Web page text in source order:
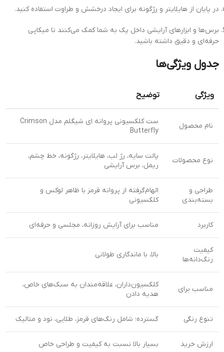
در پایان از هایلایتر و رژگونه برای ایجاد درخشش و طراوت استفاده کنید.
برس‌ها و ابزارهای آرایشی داخل پک به شما کمک می‌کنند تا میکاپی
حرفه‌ای و دقیق داشته باشید.
جدول ویژگی‌ها
ویژگی توضیح
نام محصول
ست کلکسیونی پروانه ای شیگلم مدل Crimson
Butterfly
نوع محصولات
پالت سایه، رژ لب، هایلایتر، رژگونه، خط چشم،
ریمل، برس آرایشی
طراحی و
بسته‌بندی
الهام‌گرفته از پروانه قرمز با ظاهر لوکس و
کلکسیونی
کاربرد مناسب برای آرایش روزانه، مجلسی و حرفه‌ای
کیفیت
رنگ‌دانه‌ها
بالا، با ماندگاری طولانی
مناسب برای
کلکسیون‌داران، علاقه‌مندان به سبک‌های خاص،
هدیه دادن
تنوع رنگی گسترده؛ شامل رنگ‌های قرمز، طلایی، نود و متالیک
ارزش خرید بسیار بالا نسبت به کیفیت و طراحی خاص